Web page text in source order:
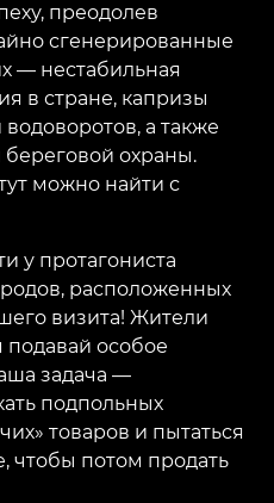
преодолев
сгенерированные
— нестабильная
в стране, капризы
а также
охраны.
можно найти с
у протагониста
расположенных
визита! Жители
подавай особое
задача —
подпольных
товаров и пытаться
чтобы потом продать